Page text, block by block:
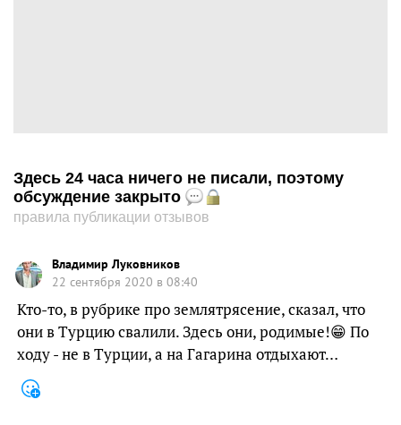
Здесь 24 часа ничего не писали, поэтому
обсуждение закрыто
правила публикации отзывов
Владимир Луковников
22 сентября 2020 в 08:40
Кто-то, в рубрике про землятрясение, сказал, что
они в Турцию свалили. Здесь они, родимые!😁 По
ходу - не в Турции, а на Гагарина отдыхают…